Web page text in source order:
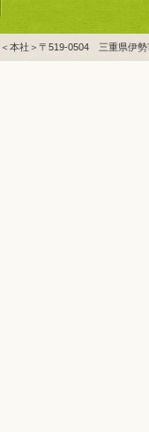
＜本社＞〒519-0504 三重県伊